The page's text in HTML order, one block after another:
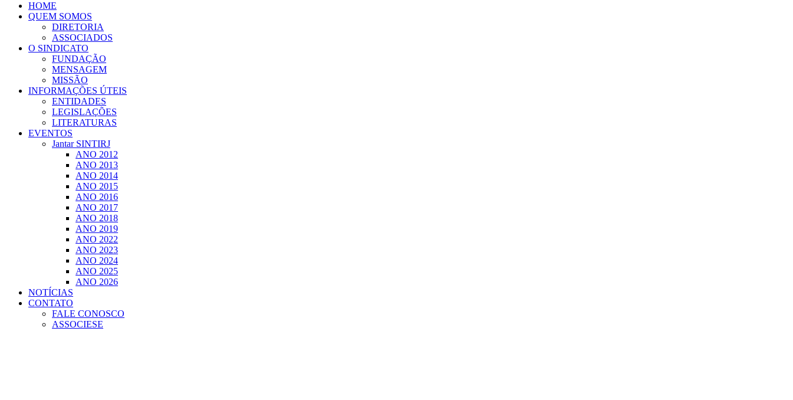
HOME
QUEM SOMOS
DIRETORIA
ASSOCIADOS
O SINDICATO
FUNDAÇÃO
MENSAGEM
MISSÃO
INFORMAÇÕES ÚTEIS
ENTIDADES
LEGISLAÇÕES
LITERATURAS
EVENTOS
Jantar SINTIRJ
ANO 2012
ANO 2013
ANO 2014
ANO 2015
ANO 2016
ANO 2017
ANO 2018
ANO 2019
ANO 2022
ANO 2023
ANO 2024
ANO 2025
ANO 2026
NOTÍCIAS
CONTATO
FALE CONOSCO
ASSOCIESE